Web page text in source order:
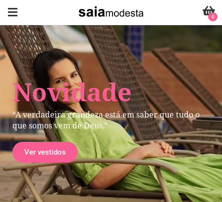
Novidade
“A verdadeira grandeza está em saber que tudo o
que somos vem de Deus."
Ver vestidos
0